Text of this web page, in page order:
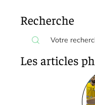
Recherche
Les articles